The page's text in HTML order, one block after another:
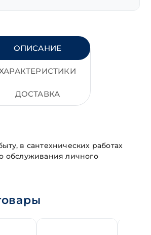
ОПИСАНИЕ
ДОСТАВКА
в сантехнических работах
обслуживания личного